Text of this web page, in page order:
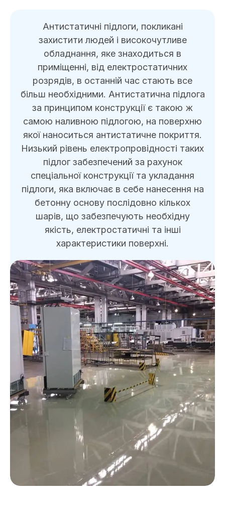
Антистатичні підлоги, покликані
захистити людей і високочутливе
обладнання, яке знаходиться в
приміщенні, від електростатичних
розрядів, в останній час стають все
більш необхідними. Антистатична підлога
за принципом конструкції є такою ж
самою наливною підлогою, на поверхню
якої наноситься антистатичне покриття.
Низький рівень електропровідності таких
підлог забезпечений за рахунок
спеціальної конструкції та укладання
підлоги, яка включає в себе нанесення на
бетонну основу послідовно кількох
шарів, що забезпечують необхідну
якість, електростатичні та інші
характеристики поверхні.